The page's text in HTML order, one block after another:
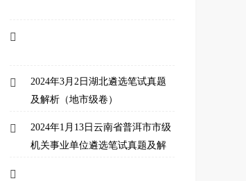


2024年3月2日湖北遴选笔试真题
及解析（地市级卷）

2024年1月13日云南省普洱市市级
机关事业单位遴选笔试真题及解
